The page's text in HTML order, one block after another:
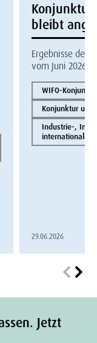
bleibt
Ergebnisse des
vom Juni 2026
WIFO-
Konjunktur und
Industrie-,
internationale
29.06.2026
Jetzt